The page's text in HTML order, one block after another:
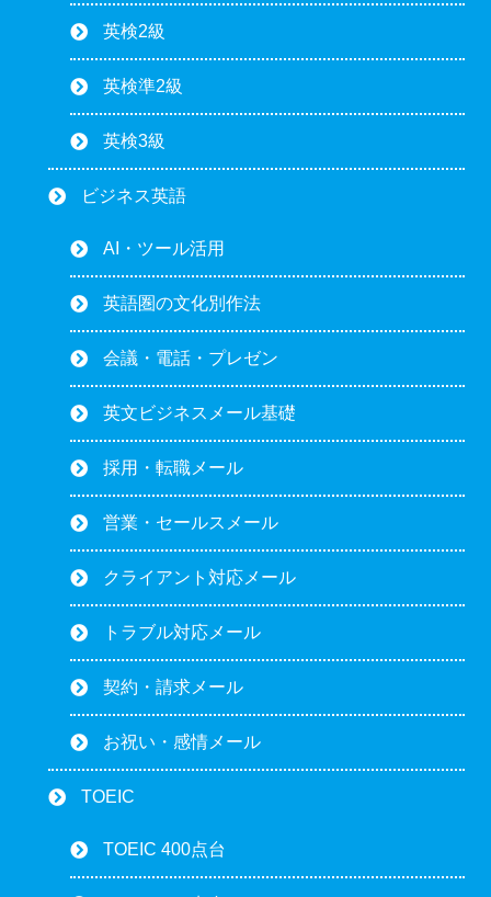
英検2級
英検準2級
英検3級
ビジネス英語
AI・ツール活用
英語圏の文化別作法
会議・電話・プレゼン
英文ビジネスメール基礎
採用・転職メール
営業・セールスメール
クライアント対応メール
トラブル対応メール
契約・請求メール
お祝い・感情メール
TOEIC
TOEIC 400点台